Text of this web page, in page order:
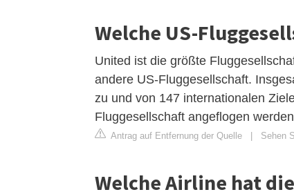
Welche US-
United ist die größte
andere US-Fluggesellschaft.
zu und von 147 internationalen
Fluggesellschaft angeflogen
Antrag auf Entfernung der Quelle | Sehen
Welche Airline hat